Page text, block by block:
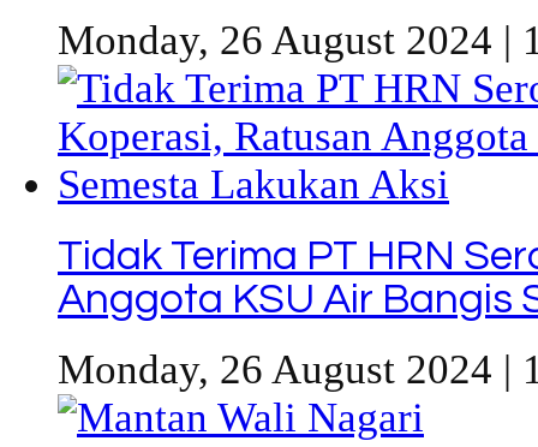
Monday, 26 August 2024 |
Tidak Terima PT HRN
Anggota KSU Air Bangis
Monday, 26 August 2024 |